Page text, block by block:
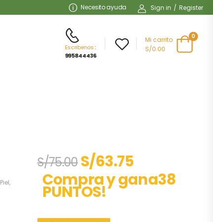
Necesito ayuda Sign in / Register
Escribenos:
995844436
Mi carrito
S/0.00
0
Piel,
S/75.00 S/63.75
Compra y gana38
PUNTOS!